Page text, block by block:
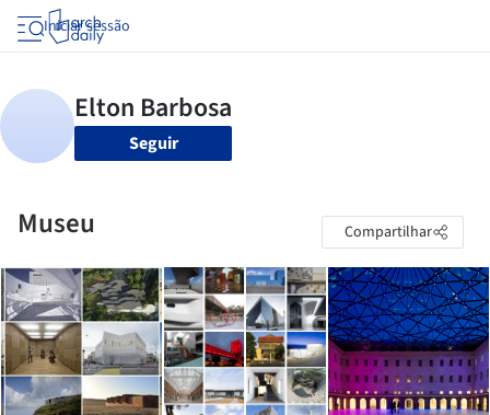
Iniciar sessão
Seguir
Museu Compartilhar